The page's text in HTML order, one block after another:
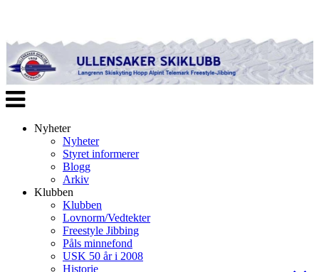
Veksle
navigasjon
Nyheter
Nyheter
Styret informerer
Blogg
Arkiv
Klubben
Klubben
Lovnorm/Vedtekter
Freestyle Jibbing
Påls minnefond
USK 50 år i 2008
Historie